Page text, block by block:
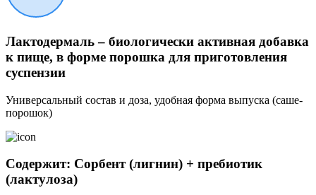
Лактодермаль – биологически активная добавка
к пище, в форме порошка для приготовления
суспензии
Универсальный состав и доза, удобная форма выпуска (саше-
порошок)
Содержит: Сорбент (лигнин) + пребиотик
(лактулоза)